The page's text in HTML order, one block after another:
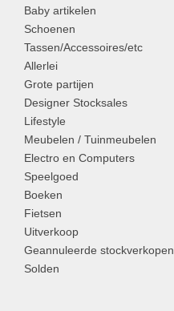
Baby artikelen
Schoenen
Tassen/Accessoires/etc
Allerlei
Grote partijen
Designer Stocksales
Lifestyle
Meubelen / Tuinmeubelen
Electro en Computers
Speelgoed
Boeken
Fietsen
Uitverkoop
Geannuleerde stockverkopen
Solden